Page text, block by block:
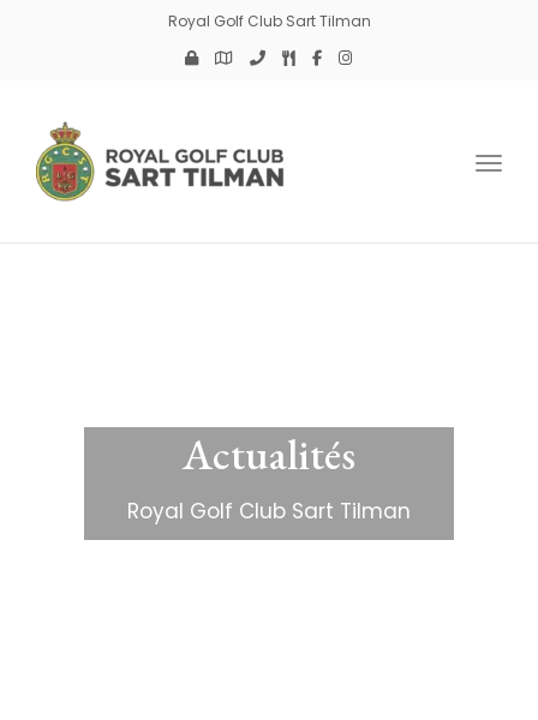
Royal Golf Club Sart Tilman
Actualités
Royal Golf Club Sart Tilman